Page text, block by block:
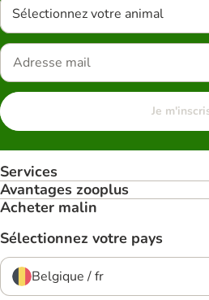
Sélectionnez votre animal
Je
Services
Avantages zooplus
Acheter malin
Sélectionnez votre pays
Belgique / fr